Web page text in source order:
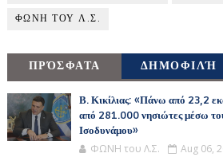
ΦΩΝΗ ΤΟΥ Λ.Σ.
ΠΡΌΣΦΑΤΑ ΔΗΜΟΦΙΛΉ
Β. Κικίλιας: «Πάνω από 23,2
από 281.000 νησιώτες μέσω
Ισοδυνάμου»
ΦΩΝΗ του Λ.Σ. Aug 06,